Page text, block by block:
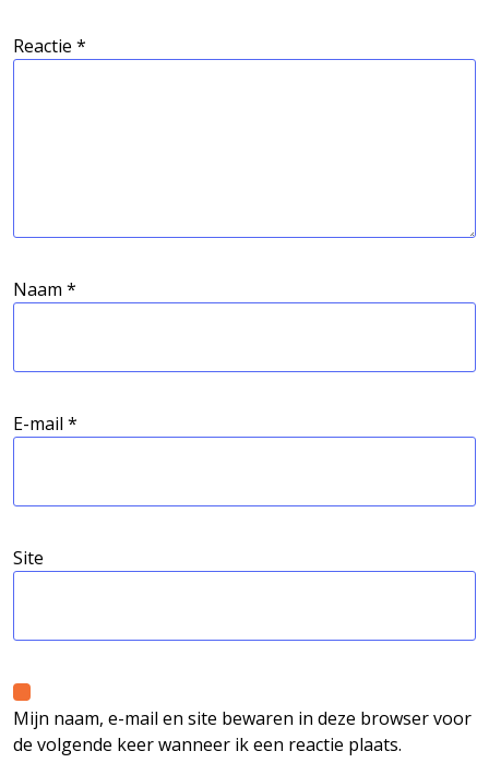
Reactie *
Naam *
E-mail *
Site
Mijn naam, e-mail en site bewaren in deze browser voor
de volgende keer wanneer ik een reactie plaats.